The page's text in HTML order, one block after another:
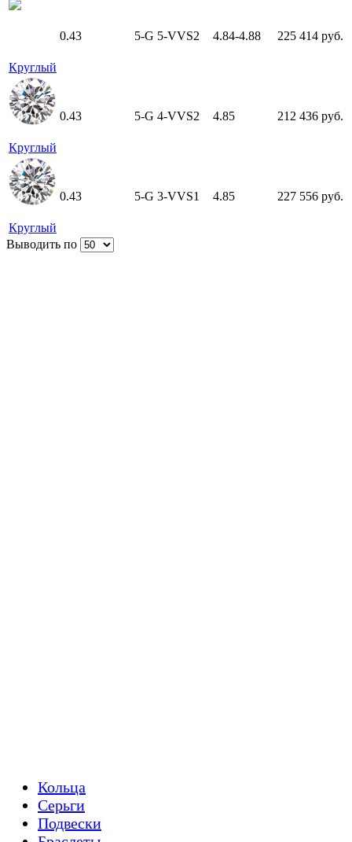
Круглый
0.43 5-G 5-VVS2 4.84-4.88 225 414 руб.
Круглый
0.43 5-G 4-VVS2 4.85 212 436 руб.
Круглый
0.43 5-G 3-VVS1 4.85 227 556 руб.
Выводить по
Кольца
Серьги
Подвески